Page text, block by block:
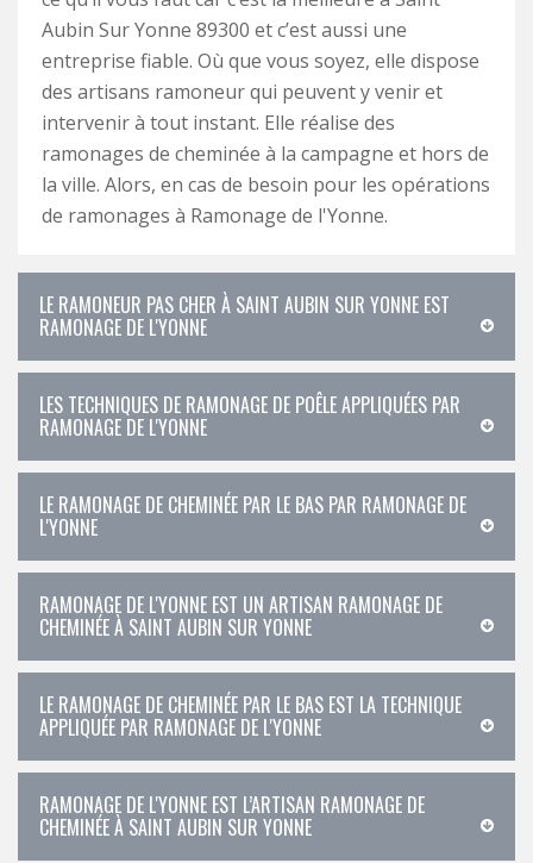
Aubin Sur Yonne 89300 et c’est aussi une
entreprise fiable. Où que vous soyez, elle dispose
des artisans ramoneur qui peuvent y venir et
intervenir à tout instant. Elle réalise des
ramonages de cheminée à la campagne et hors de
la ville. Alors, en cas de besoin pour les opérations
de ramonages à Ramonage de l'Yonne.
LE RAMONEUR PAS CHER À SAINT AUBIN SUR YONNE EST
RAMONAGE DE L'YONNE
LES TECHNIQUES DE RAMONAGE DE POÊLE APPLIQUÉES PAR
RAMONAGE DE L'YONNE
LE RAMONAGE DE CHEMINÉE PAR LE BAS PAR RAMONAGE DE
L'YONNE
RAMONAGE DE L'YONNE EST UN ARTISAN RAMONAGE DE
CHEMINÉE À SAINT AUBIN SUR YONNE
LE RAMONAGE DE CHEMINÉE PAR LE BAS EST LA TECHNIQUE
APPLIQUÉE PAR RAMONAGE DE L'YONNE
RAMONAGE DE L'YONNE EST L’ARTISAN RAMONAGE DE
CHEMINÉE À SAINT AUBIN SUR YONNE